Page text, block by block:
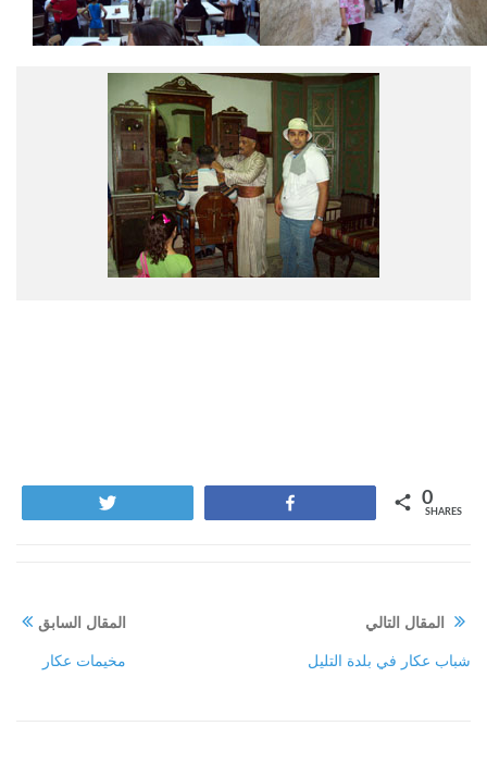
0
SHARES
المقال السابق
مخيمات عكار
المقال التالي
شباب عكار في بلدة التليل